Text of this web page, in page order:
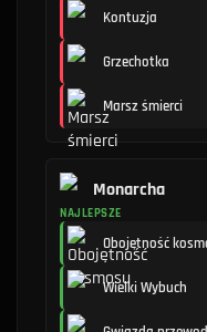
Kontuzja
Grzechotka
Marsz śmierci
Monarcha
NAJLEPSZE
Obojętność
Wielki Wybuch